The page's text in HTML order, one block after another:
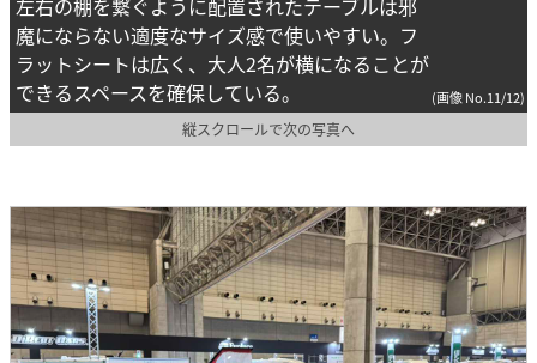
魔にならない適度なサイズ感で使いやすい。フ
ラットシートは広く、大人2名が横になることが
できるスペースを確保している。
(画像 No.11/12)
縦スクロールで次の写真へ